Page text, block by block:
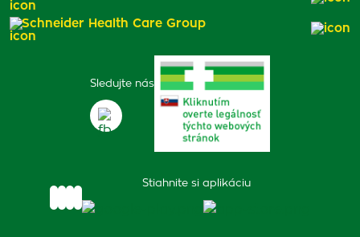
Sledujte nás
Stiahnite si aplikáciu
Schneider Health Care Group